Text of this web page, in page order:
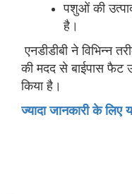
पशुओं की
है।
एनडीडीबी ने विभिन्न
की मदद से बाईपास फैट
किया है।
ज्यादा जानकारी के लिए